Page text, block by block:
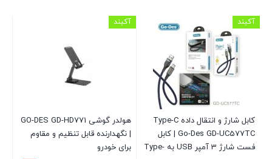
کابل شارژ و انتقال داده Type-C
Go-Des GD-UC577TC | کابل
فست شارژ 3 آمپر USB به Type-
آکبند
هولدر گوشی GO-DES GD-HD771
| نگهدارنده قابل تنظیم و مقاوم
برای خودرو
آکبند